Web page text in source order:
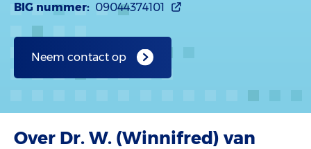
BIG nummer: 09044374101
Neem contact op
Over Dr. W. (Winnifred) van